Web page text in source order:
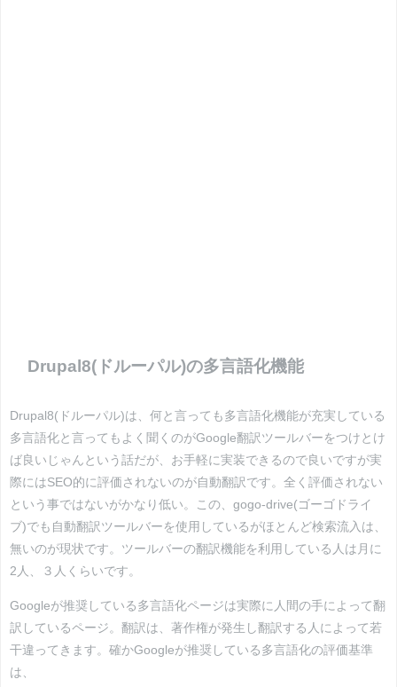
Drupal8(ドルーパル)の多言語化機能
Drupal8(ドルーパル)は、何と言っても多言語化機能が充実している
多言語化と言ってもよく聞くのがGoogle翻訳ツールバーをつけとけ
ば良いじゃんという話だが、お手軽に実装できるので良いですが実
際にはSEO的に評価されないのが自動翻訳です。全く評価されない
という事ではないがかなり低い。この、gogo-drive(ゴーゴドライ
ブ)でも自動翻訳ツールバーを使用しているがほとんど検索流入は、
無いのが現状です。ツールバーの翻訳機能を利用している人は月に
2人、３人くらいです。
Googleが推奨している多言語化ページは実際に人間の手によって翻
訳しているページ。翻訳は、著作権が発生し翻訳する人によって若
干違ってきます。確かGoogleが推奨している多言語化の評価基準
は、